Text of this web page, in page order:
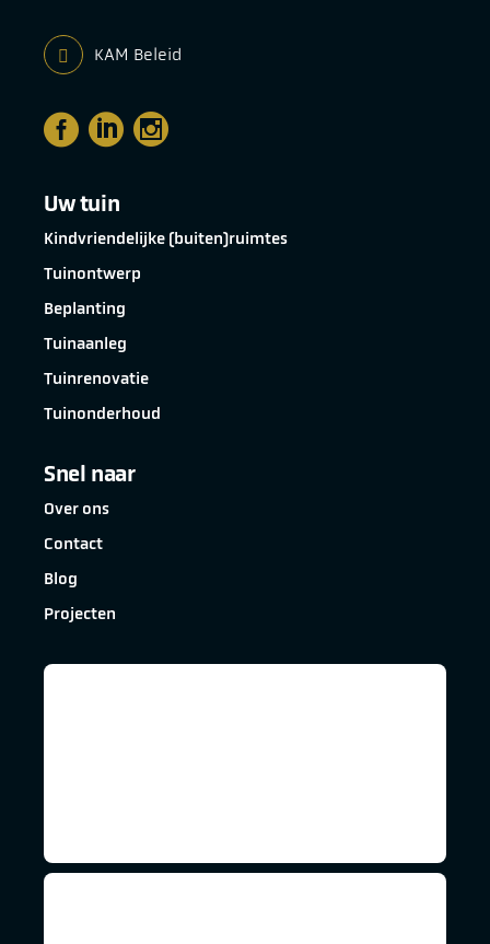
KAM Beleid
Uw tuin
Kindvriendelijke (buiten)ruimtes
Tuinontwerp
Beplanting
Tuinaanleg
Tuinrenovatie
Tuinonderhoud
Snel naar
Over ons
Contact
Blog
Projecten